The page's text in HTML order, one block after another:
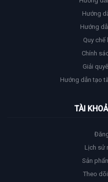
Hướng
Hướng
Quy chế
Chính
Giải
Hướng dẫn tạo
TÀI
Lịch sử
Sản
Theo